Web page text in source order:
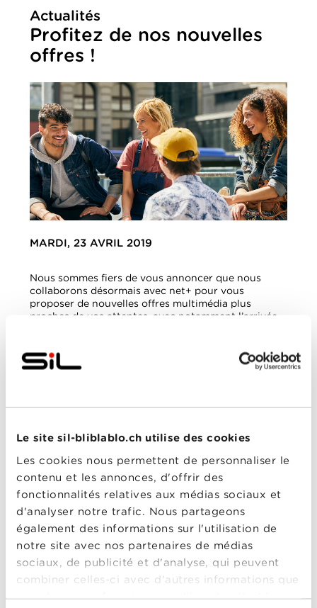
Le site sil-bliblablo.ch utilise des cookies
Les cookies nous permettent de personnaliser le
contenu et les annonces, d'offrir des
fonctionnalités relatives aux médias sociaux et
d'analyser notre trafic. Nous partageons
également des informations sur l'utilisation de
notre site avec nos partenaires de médias
sociaux, de publicité et d'analyse, qui peuvent
combiner celles-ci avec d'autres informations que
vous leur avez fournies ou qu'ils ont collectées
Actualités
Profitez de nos nouvelles
offres !
MARDI, 23 AVRIL 2019
Nous sommes fiers de vous annoncer que nous
collaborons désormais avec net+ pour vous
proposer de nouvelles offres multimédia plus
proches de vos attentes, avec notamment l’arrivée
L’arrivée de BLI BLA BLO
Un peu de BLI, de BLA et de BLO… les packs BLI
d’internet, de la TV et de la téléphonie sont réunis
tous les avantages de BLI BLA BLO :
Internet ultra rapide
Des abonnements mobiles à prix réduits
Le meilleur de la TV
Et bien plus encore !
Vous tomberez certainement sous le charme de nos
packs…
JE VEUX EN PROFITER
Un site web tout beau tout neuf